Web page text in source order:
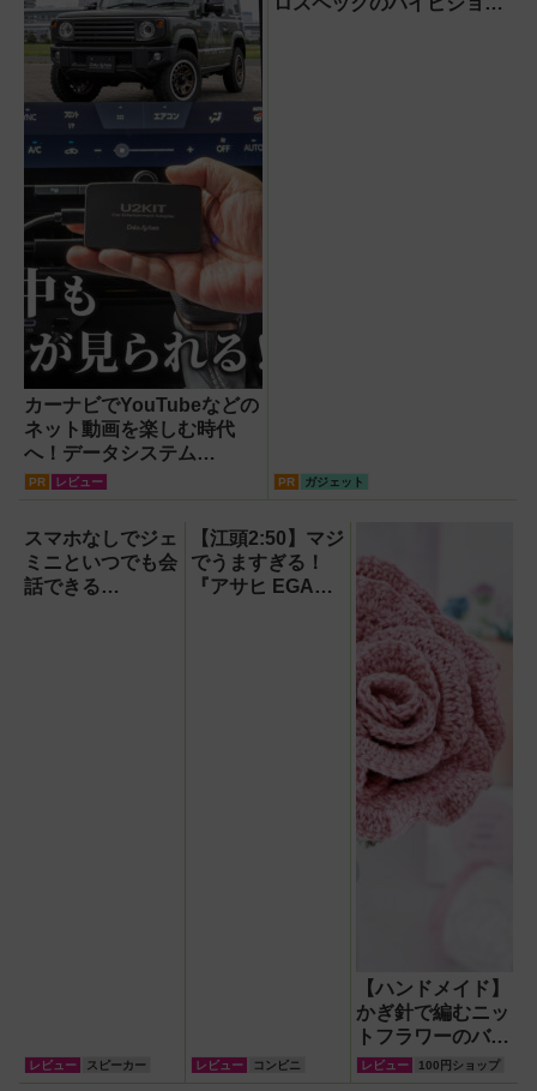
カーナビでYouTubeなどの
ネット動画を楽しむ時代
へ！データシステム
『U2KIT』がドライブを変
PR レビュー PR ガジェット
スマホなしでジェ
ミニといつでも会
話できる
レビュー スピーカー
【江頭2:50】マジ
でうますぎる！
『アサヒ EGA
レビュー コンビニ
【ハンドメイド】
かぎ針で編むニッ
トフラワーのバラ
が可愛すぎた！実
際に作ってみたレ
レビュー 100円ショップ